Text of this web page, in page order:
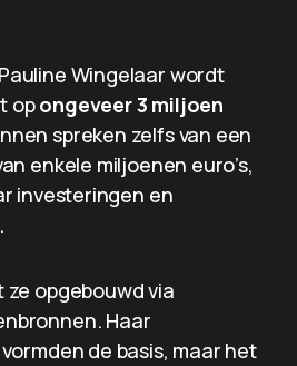
Wingelaar wordt
opongeveer 3 miljoen
spreken zelfs van een
enkele miljoenen euro’s,
investeringen en
opgebouwd via
Haar
de basis, maar het